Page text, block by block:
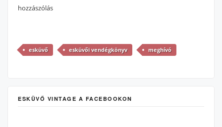
hozzászólás
esküvő esküvői vendégkönyv meghívó
ESKÜVŐ VINTAGE A FACEBOOKON